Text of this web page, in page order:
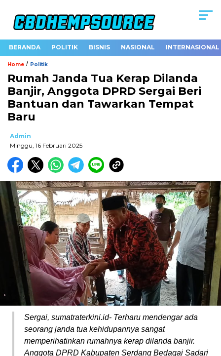
BERANDA POLITIK BISNIS NASIONAL INTERNASIONAL
Home / Politik
Rumah Janda Tua Kerap Dilanda
Banjir, Anggota DPRD Sergai Beri
Bantuan dan Tawarkan Tempat
Baru
Admin
Minggu, 16 Februari 2025
Sergai, sumatraterkini.id- Terharu mendengar ada
seorang janda tua kehidupannya sangat
memperihatinkan rumahnya kerap dilanda banjir.
Anggota DPRD Kabupaten Serdang Bedagai Sadari